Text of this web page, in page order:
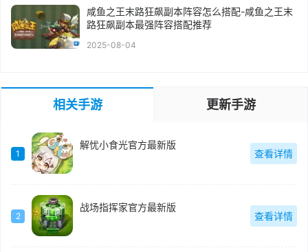
咸鱼之王末路狂飙副本阵容怎么搭配-咸鱼之王末
路狂飙副本最强阵容搭配推荐
2025-08-04
相关手游 更新手游
1
解忧小食光官方最新版
查看详情
2
战场指挥家官方最新版
查看详情